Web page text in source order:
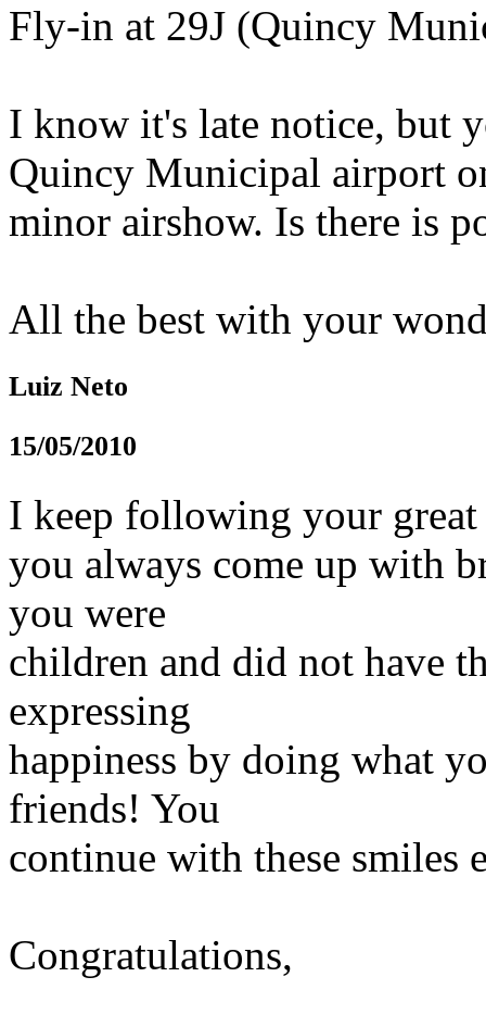
Fly-in at 29J (Quincy
I know it's late notice, but
Quincy Municipal airport
minor airshow. Is there is
All the best with your
Luiz Neto
15/05/2010
I keep following your great
you always come up with
you were
children and did not have
expressing
happiness by doing what
friends! You
continue with these smiles
Congratulations,